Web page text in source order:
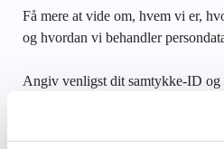
Få mere at vide om, hvem vi er,
og hvordan vi behandler
Angiv venligst dit samtykke-ID og
Dit samtykke gælder for følgende